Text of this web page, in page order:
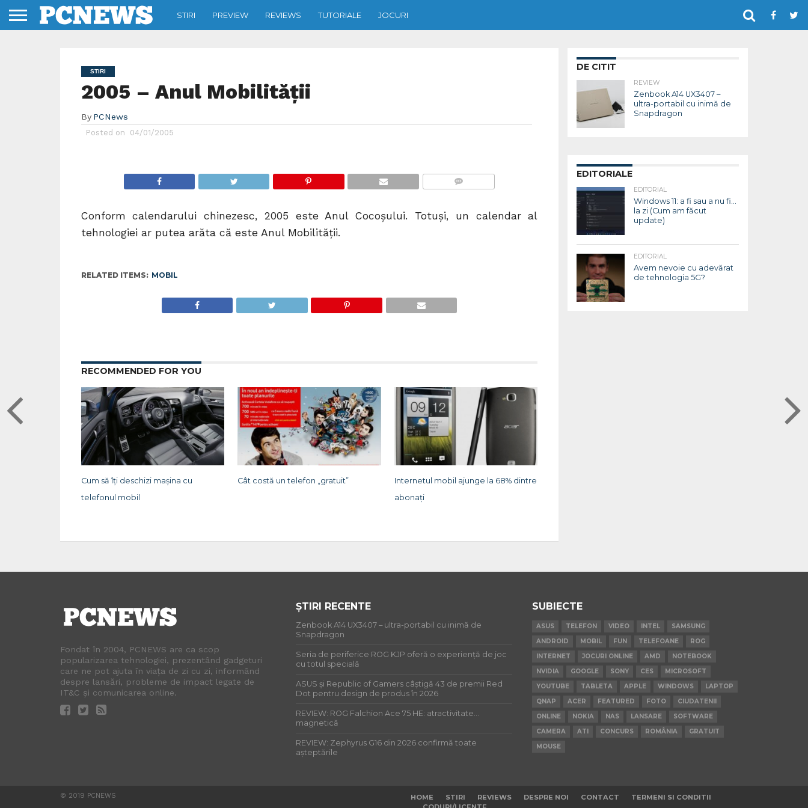
STIRI PREVIEW REVIEWS TUTORIALE JOCURI
STIRI
2005 – Anul Mobilităţii
By PCNews
Posted on 04/01/2005
Conform calendarului chinezesc, 2005 este Anul Cocoşului. Totuşi, un calendar al
tehnologiei ar putea arăta că este Anul Mobilităţii.
RELATED ITEMS: MOBIL
RECOMMENDED FOR YOU
Cum să îți deschizi mașina cu
telefonul mobil
Cât costă un telefon „gratuit”
Internetul mobil ajunge la 68% dintre
abonați
DE CITIT
REVIEW
Zenbook A14 UX3407 –
ultra-portabil cu inimă de
Snapdragon
EDITORIALE
EDITORIAL
Windows 11: a fi sau a nu fi…
la zi (Cum am făcut
update)
EDITORIAL
Avem nevoie cu adevărat
de tehnologia 5G?
Fondat în 2004, PCNEWS are ca scop
popularizarea tehnologiei, prezentând gadgeturi
care ne pot ajuta în viața de zi cu zi, informând
despre lansări, probleme de impact legate de
IT&C și comunicarea online.
ȘTIRI RECENTE
Zenbook A14 UX3407 – ultra-portabil cu inimă de
Snapdragon
Seria de periferice ROG KJP oferă o experiență de joc
cu totul specială
ASUS și Republic of Gamers câștigă 43 de premii Red
Dot pentru design de produs în 2026
REVIEW: ROG Falchion Ace 75 HE: atractivitate…
magnetică
REVIEW: Zephyrus G16 din 2026 confirmă toate
așteptările
SUBIECTE
ASUS TELEFON VIDEO INTEL
SAMSUNG
ANDROID
MOBIL FUN TELEFOANE
ROG
INTERNET
JOCURI ONLINE AMD
NOTEBOOK
NVIDIA
GOOGLE SONY CES
MICROSOFT
YOUTUBE
TABLETA APPLE WINDOWS
LAPTOP
QNAP
ACER FEATURED FOTO
CIUDATENII
ONLINE
NOKIA NAS LANSARE
SOFTWARE
CAMERA
ATI CONCURS ROMÂNIA
GRATUIT
MOUSE
HOME STIRI REVIEWS DESPRE NOI CONTACT
TERMENI SI CONDITII
© 2019 PCNEWS